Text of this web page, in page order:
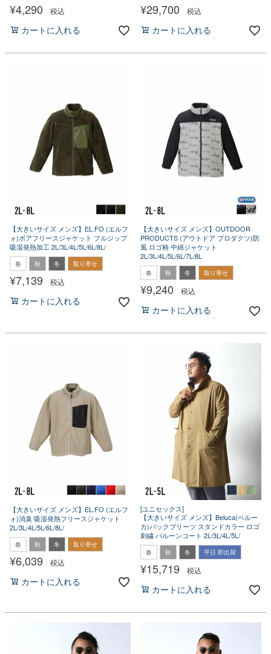
¥4,290 税込
カートに入れる
¥29,700 税込
カートに入れる
【大きいサイズ メンズ】EL.FO (エルフ
ォ)ボアフリースジャケット フルジップ
吸湿発熱加工 2L/3L/4L/5L/6L/8L/
春 秋 冬 取り寄せ
¥7,139 税込
カートに入れる
【大きいサイズ メンズ】OUTDOOR
PRODUCTS (アウトドア プロダクツ)防
風 ロゴ柄 中綿ジャケット
2L/3L/4L/5L/6L/7L/8L
春 秋 冬 取り寄せ
¥9,240 税込
カートに入れる
【大きいサイズ メンズ】EL.FO (エルフ
ォ)消臭 吸湿発熱フリースジャケット
2L/3L/4L/5L/6L/8L/
春 秋 冬 取り寄せ
¥6,039 税込
カートに入れる
[ユニセックス]
【大きいサイズ メンズ】Beluca(ベルー
カ)バックプリーツ スタンドカラー ロゴ
刺繍 バルーンコート 2L/3L/4L/5L/
春 秋 冬 平日 即出荷
¥15,719 税込
カートに入れる